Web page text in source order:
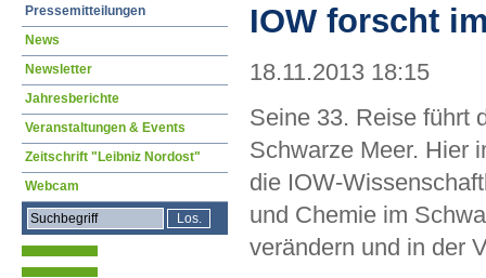
IOW forscht
18.11.2013 18:15
Seine 33. Reise führt
Schwarze Meer. Hier
die IOW-
und Chemie im
verändern und in der
Navigation
Pressemitteilungen
News
Newsletter
Jahresberichte
Veranstaltungen & Events
Zeitschrift "Leibniz Nordost"
Webcam